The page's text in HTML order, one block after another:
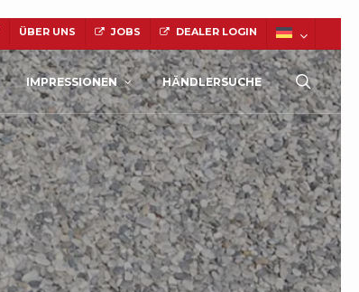
ÜBER UNS JOBS DEALER LOGIN
NATURSTEIN
IMPRESSIONEN HÄNDLERSUCHE search